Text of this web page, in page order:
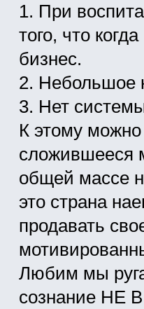
1. При
того, что
бизнес.
2. Небольшое
3. Нет
К этому можно
сложившееся
общей массе
это страна
продавать
Любим мы
сознание НЕ